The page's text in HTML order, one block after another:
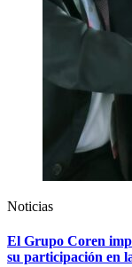
Noticias
El Grupo Coren
su participación en